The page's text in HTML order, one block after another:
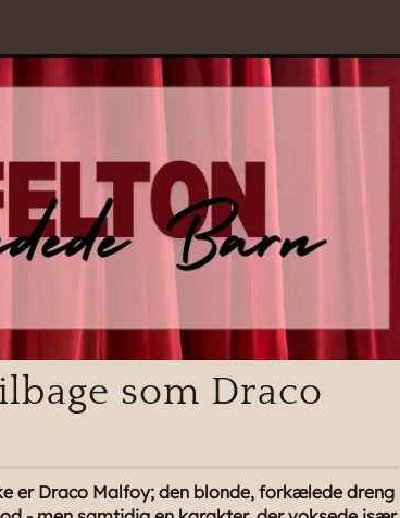
som Draco
er Draco Malfoy; den blonde, forkælede dreng